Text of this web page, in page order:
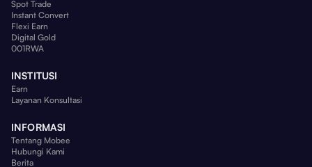
Spot Trade
Instant Convert
Flexi Earn
Digital Gold
001RWA
INSTITUSI
Earn
Layanan Konsultasi
INFORMASI
Tentang Mobee
Hubungi Kami
Berita